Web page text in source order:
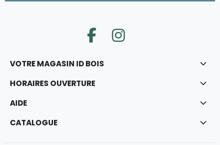
VOTRE MAGASIN ID BOIS
HORAIRES OUVERTURE
AIDE
CATALOGUE